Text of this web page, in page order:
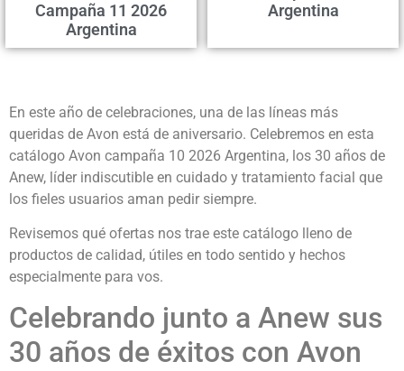
Campaña 11 2026
Argentina
Argentina
En este año de celebraciones, una de las líneas más
queridas de Avon está de aniversario. Celebremos en esta
catálogo Avon campaña 10 2026 Argentina, los 30 años de
Anew, líder indiscutible en cuidado y tratamiento facial que
los fieles usuarios aman pedir siempre.
Revisemos qué ofertas nos trae este catálogo lleno de
productos de calidad, útiles en todo sentido y hechos
especialmente para vos.
Celebrando junto a Anew sus
30 años de éxitos con Avon